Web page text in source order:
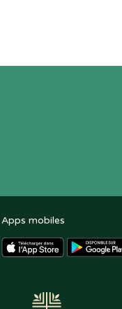
Apps mobiles